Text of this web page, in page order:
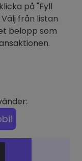
på "Fyll
från listan
belopp som